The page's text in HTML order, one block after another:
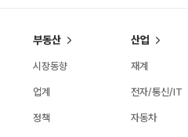
부동산
시장동향
업계
정책
산업
재계
전자/통신/IT
자동차